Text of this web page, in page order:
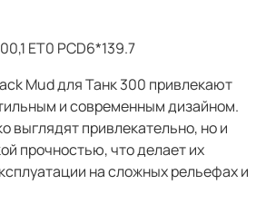
ET0 PCD6*139.7
Mud для Танк 300 привлекают
и современным дизайном.
выглядят привлекательно, но и
прочностью, что делает их
на сложных рельефах и